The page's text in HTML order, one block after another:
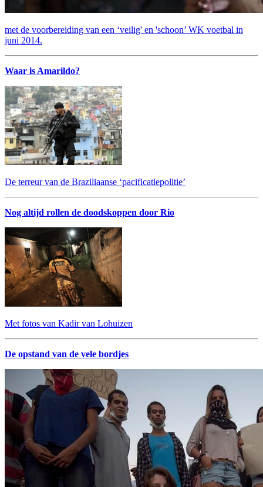
met de voorbereiding van een ‘veilig' en 'schoon’ WK voetbal in
juni 2014.
Waar is Amarildo?
De terreur van de Braziliaanse ‘pacificatiepolitie’
Nog altijd rollen de doodskoppen door Rio
Met fotos van Kadir van Lohuizen
De opstand van de vele bordjes